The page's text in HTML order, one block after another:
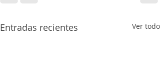
Entradas recientes Ver todo